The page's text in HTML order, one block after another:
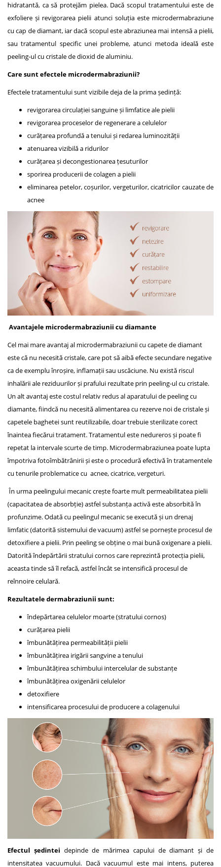
hidratantă, ca să protejăm pielea. Dacă scopul tratamentului este de
exfoliere și revigorarea pielii atunci soluția este microdermabraziune
cu cap de diamant, iar dacă scopul este abraziunea mai intensă a pielii,
sau tratamentul specific unei probleme, atunci metoda ideală este
peeling-ul cu cristale de dioxid de aluminiu.
Care sunt efectele microdermabraziunii?
Efectele tratamentului sunt vizibile deja de la prima ședință:
revigorarea circulației sanguine și limfatice ale pielii
revigorarea proceselor de regenerare a celulelor
curățarea profundă a tenului și redarea luminozității
atenuarea vizibilă a ridurilor
curățarea și decongestionarea țesuturilor
sporirea producerii de colagen a pielii
eliminarea petelor, coșurilor, vergeturilor, cicatricilor cauzate de
acnee
Avantajele microdermabraziunii cu diamante
Cel mai mare avantaj al microdermabraziunii cu capete de diamant
este că nu necesită cristale, care pot să aibă efecte secundare negative
ca de exemplu înroșire, inflamații sau uscăciune. Nu există riscul
inhalării ale reziduurilor și prafului rezultate prin peeling-ul cu cristale.
Un alt avantaj este costul relativ redus al aparatului de peeling cu
diamante, fiindcă nu necesită alimentarea cu rezerve noi de cristale și
capetele baghetei sunt reutilizabile, doar trebuie sterilizate corect
înaintea fiecărui tratament. Tratamentul este nedureros și poate fi
repetat la intervale scurte de timp. Microdermabraziunea poate lupta
împotriva fotoîmbătrânirii și este o procedură efectivă în tratamentele
cu tenurile problematice cu acnee, cicatrice, vergeturi.
În urma peelingului mecanic crește foarte mult permeabilitatea pielii
(capacitatea de absorbție) astfel substanța activă este absorbită în
profunzime. Odată cu peelingul mecanic se execută și un drenaj
limfatic (datorită sistemului de vacuum) astfel se pornește procesul de
detoxifiere a pielii. Prin peeling se obține o mai bună oxigenare a pielii.
Datorită îndepărtării stratului cornos care reprezintă protecția pielii,
aceasta tinde să îl refacă, astfel încât se intensifică procesul de
reînnoire celulară.
Rezultatele dermabraziunii sunt:
îndepărtarea celulelor moarte (stratului cornos)
curățarea pielii
îmbunătățirea permeabilității pielii
îmbunătățirea irigării sangvine a tenului
îmbunătățirea schimbului intercelular de substanțe
îmbunătățirea oxigenării celulelor
detoxifiere
intensificarea procesului de producere a colagenului
Efectul ședintei depinde de mărimea capului de diamant și de
intensitatea vacuumului. Dacă vacuumul este mai intens, puterea